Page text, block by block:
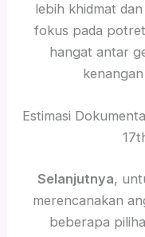
lebih khidmat
fokus pada
hangat antar
Estimasi
Selanjutnya,
merencanakan
beberapa